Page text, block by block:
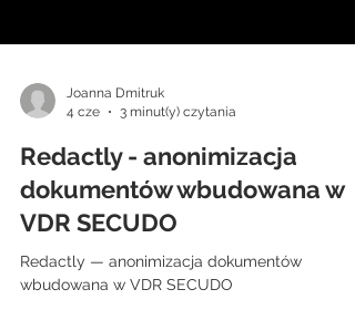
4 cze
3 minut(y) czytania
Redactly - anonimizacja
dokumentów wbudowana w
VDR SECUDO